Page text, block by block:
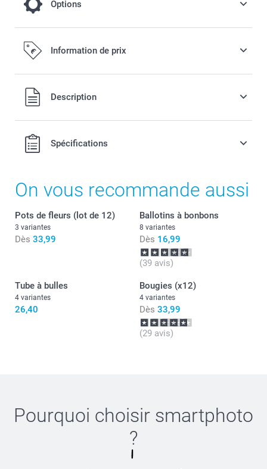
Options
Remplissez vos cadeaux de bonbons !
Dès 6,00 / pièce
Disponibilité et prix des options
Oursons : gommes molles aux fruits avec plusieurs
Bracelet de bonbons : petites perles comestibles de
différentes couleurs, lot de 12 pièces.
Cliquez ici pour connaître les informations
nutritionnelles sur les
oursons & cœurs
etbracelet de bonbons
. Ne convient pas aux enfants de moins de 3 ans.
Information de prix
Tous les prix sont en EURO (€), TVA incluse et hors frais de
port.
Description
Spécifications
On vous recommande aussi
Pots de fleurs (lot de 12)
3 variantes
Dès 33,99
Ballotins à bonbons
8 variantes
Dès 16,99
(39 avis)
Tube à bulles
4 variantes
26,40
Bougies (x12)
4 variantes
Dès 33,99
(29 avis)
Pourquoi choisir smartphoto
?